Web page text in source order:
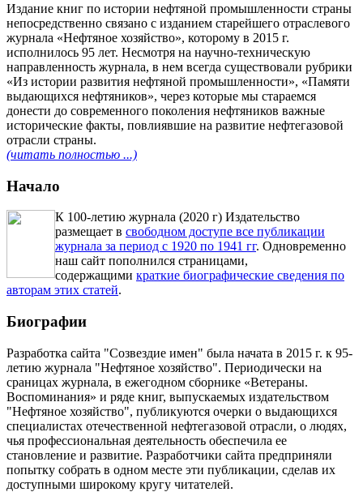
Издание книг по истории нефтяной промышленности страны
непосредственно связано с изданием старейшего отраслевого
журнала «Нефтяное хозяйство», которому в 2015 г.
исполнилось 95 лет. Несмотря на научно-техническую
направленность журнала, в нем всегда существовали рубрики
«Из истории развития нефтяной промышленности», «Памяти
выдающихся нефтяников», через которые мы стараемся
донести до современного поколения нефтяников важные
исторические факты, повлиявшие на развитие нефтегазовой
отрасли страны.
(читать полностью ...)
Начало
К 100-летию журнала (2020 г) Издательство
размещает в свободном доступе все публикации
журнала за период с 1920 по 1941 гг. Одновременно
наш сайт пополнился страницами,
содержащими краткие биографические сведения по
авторам этих статей.
Биографии
Разработка сайта "Созвездие имен" была начата в 2015 г. к 95-
летию журнала "Нефтяное хозяйство". Периодически на
сраницах журнала, в ежегодном сборнике «Ветераны.
Воспоминания» и ряде книг, выпускаемых издательством
"Нефтяное хозяйство", публикуются очерки о выдающихся
специалистах отечественной нефтегазовой отрасли, о людях,
чья профессиональная деятельность обеспечила ее
становление и развитие. Разработчики сайта предприняли
попытку собрать в одном месте эти публикации, сделав их
доступными широкому кругу читателей.